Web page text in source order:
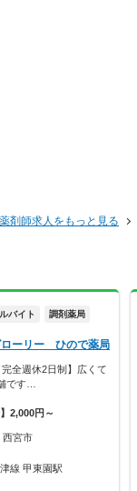
剤師求人をもっと見る
バイト 調剤薬局
ローリー ひので薬局
完全週休2日制】広くて
です…
】2,000円～
西宮市
線 甲東園駅